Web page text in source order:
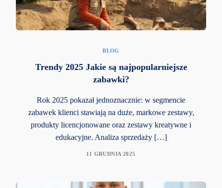
BLOG
Trendy 2025 Jakie są najpopularniejsze
zabawki?
Rok 2025 pokazał jednoznacznie: w segmencie
zabawek klienci stawiają na duże, markowe zestawy,
produkty licencjonowane oraz zestawy kreatywne i
edukacyjne. Analiza sprzedaży […]
11 GRUDNIA 2025